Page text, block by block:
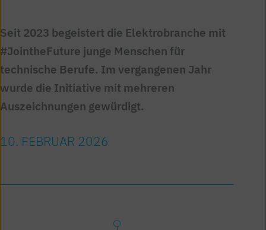
Seit 2023 begeistert die Elektrobranche mit
#JointheFuture junge Menschen für
technische Berufe. Im vergangenen Jahr
wurde die Initiative mit mehreren
Auszeichnungen gewürdigt.
10. FEBRUAR 2026